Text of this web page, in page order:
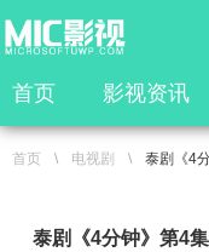
首页 影视资讯
首页 \ 电视剧 \ 泰剧《4
泰剧《4分钟》第4